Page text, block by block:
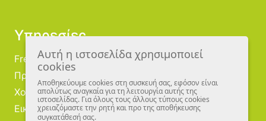
Υπηρεσίες
Free Publishing
Προμηθευτές
Χονδρική
Εικονογράφοι
Αυτή η ιστοσελίδα χρησιμοποιεί
cookies
Αποθηκεύουμε cookies στη συσκευή σας, εφόσον είναι
απολύτως αναγκαία για τη λειτουργία αυτής της
ιστοσελίδας. Για όλους τους άλλους τύπους cookies
χρειαζόμαστε την ρητή και προ της αποθήκευσης
συγκατάθεσή σας.